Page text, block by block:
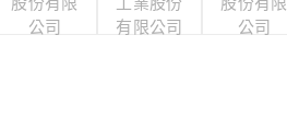
公司
有限公司
公司